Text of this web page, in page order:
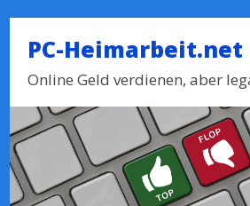
PC-Heimarbeit.net
Online Geld verdienen, aber